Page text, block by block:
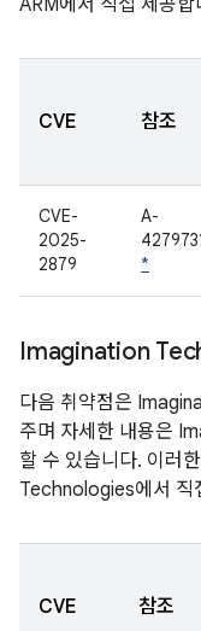
ARM에서 직접 제공합
CVE 참조
CVE-
2025-
2879
A-
*
Imagination
다음 취약점은
주며 자세한 내용은
할 수 있습니다. 이러
Technologies에서 직
CVE 참조